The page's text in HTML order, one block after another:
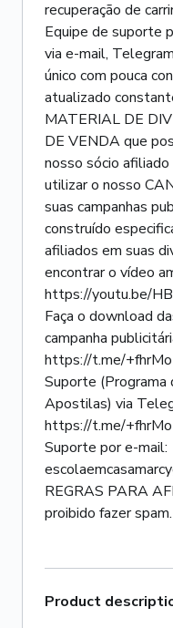
recuperação de
Equipe de suporte
via e-mail,
único com pouca
atualizado
MATERIAL DE
DE VENDA que
nosso sócio
utilizar o nosso
suas campanhas
construído
afiliados em suas
encontrar o vídeo
https://youtu.be/
Faça o download
campanha
https://t.me/
Suporte (Programa
Apostilas) via
https://t.me/
Suporte por e-mail:
REGRAS PARA
Product